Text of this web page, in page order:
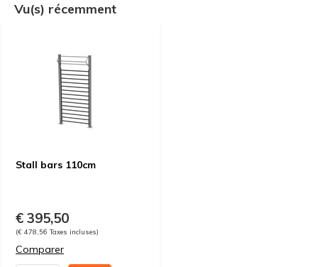
Vu(s) récemment
Stall bars 110cm
€ 395,50
(€ 478,56 Taxes incluses)
Comparer